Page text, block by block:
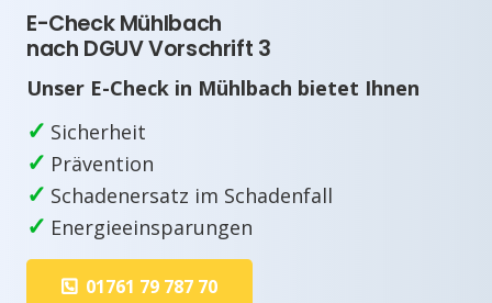
E-Check Mühlbach
nach DGUV Vorschrift 3
Unser E-Check in Mühlbach bietet Ihnen
✓ Sicherheit
✓ Prävention
✓ Schadenersatz im Schadenfall
✓ Energieeinsparungen
01761 79 787 70